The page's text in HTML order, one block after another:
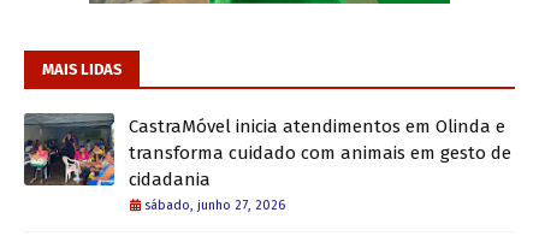
MAIS LIDAS
CastraMóvel inicia atendimentos em Olinda e
transforma cuidado com animais em gesto de
cidadania
sábado, junho 27, 2026